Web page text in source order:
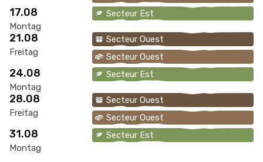
17.08
Montag
Secteur Est
21.08
Freitag
Secteur Ouest
Secteur Ouest
24.08
Montag
Secteur Est
28.08
Freitag
Secteur Ouest
Secteur Ouest
31.08
Montag
Secteur Est